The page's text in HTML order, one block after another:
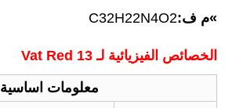
»م ف:C32H22N4O2
الخصائص الفيزيائية لـ Vat Red 13
معلومات اساسية